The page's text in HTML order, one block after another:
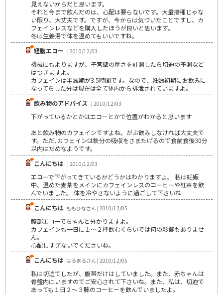
見えないからだと思います。
それと今まで飲んだのは、心配は要らないです。大量接種じゃな
い限り、大丈夫です。ですが、今からは気づいたことですし、カ
フェインレスなどを購入したほうが良いと思います。
冬は生姜湯で体を温めてもいいですね。
経腹エコー | 2010/12/03
機械にもよりますが、子宮壁の厚さを計測したら切迫の予測など
はつきますよ。
カフェインは半減期が3.5時間です。なので、妊娠初期にお飲みに
なってらした分は現在は全て体内から排泄されていますよ。
飲み物のアドバイス | 2010/12/03
下がっているかとかはエコーとかで位置がわかると思います
あと飲み物のカフェインですよね。がぶ飲みしなければ大丈夫で
す。ただ､カフェインは鉄分の吸収をさまたげるので食前食後30分
以内はだめなようです。
こんにちは | 2010/12/03
エコーで下がってきているかどうかはわかりますよ。 私は妊娠
中、温めた麦茶をメインにカフェインレスのコーヒーや紅茶を飲
んでいました。 体を冷やさないように過ごして下さいね
こんにちは ももひなさん | 2010/12/05
腹部エコーでちゃんと分かりますよ。
カフェインも一日に１～２杯飲むくらいでは何の影響もありませ
ん。
心配しすぎないでくださいね。
こんにちは はるまるさん | 2010/12/05
私は切迫でしたが、腹帯だけはしていました。また、赤ちゃんは
骨盤内にいますのでご安心されて下さいね。また、私は、切迫で
あっても１日２～３肺のコーヒーを飲んでいましたよ。